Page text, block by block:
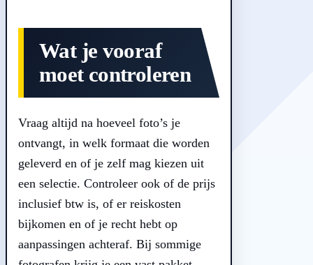
Wat je vooraf
moet controleren
Vraag altijd na hoeveel foto’s je
ontvangt, in welk formaat die worden
geleverd en of je zelf mag kiezen uit
een selectie. Controleer ook of de prijs
inclusief btw is, of er reiskosten
bijkomen en of je recht hebt op
aanpassingen achteraf. Bij sommige